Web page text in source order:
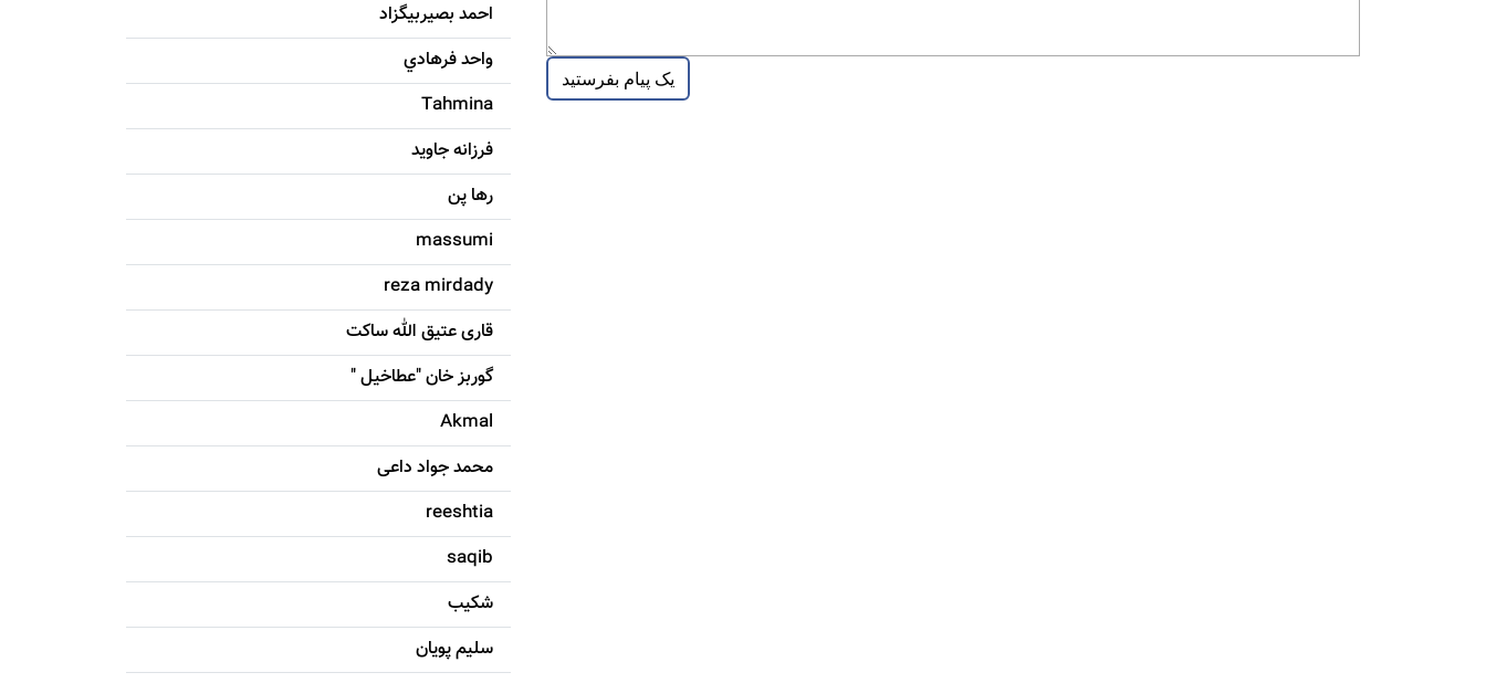
احمد بصيربيگزاد
واحد فرهادي
Tahmina
فرزانه جاويد
رها پن
massumi
reza mirdady
قاری عتیق الله ساکت
گوربز خان "عطاخیل "
Akmal
محمد جواد داعی
reeshtia
saqib
شکيب
سليم پویان